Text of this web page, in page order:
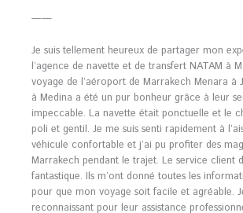
——
Je suis tellement heureux de partager mon
l’agence de navette et de transfert NATAM à
voyage de l’aéroport de Marrakech Menara à
à Medina a été un pur bonheur grâce à leur
impeccable. La navette était ponctuelle et le
poli et gentil. Je me suis senti rapidement à
véhicule confortable et j’ai pu profiter des
Marrakech pendant le trajet. Le service client
fantastique. Ils m’ont donné toutes les
pour que mon voyage soit facile et agréable.
reconnaissant pour leur assistance